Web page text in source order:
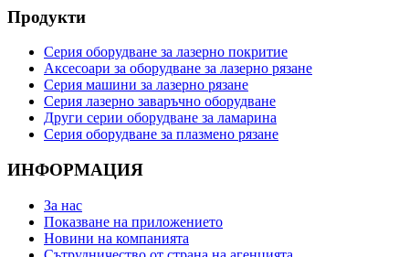
Продукти
Серия оборудване за лазерно покритие
Аксесоари за оборудване за лазерно рязане
Серия машини за лазерно рязане
Серия лазерно заваръчно оборудване
Други серии оборудване за ламарина
Серия оборудване за плазмено рязане
ИНФОРМАЦИЯ
За нас
Показване на приложението
Новини на компанията